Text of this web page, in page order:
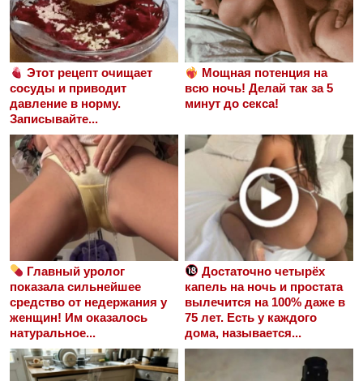
Этот рецепт очищает
сосуды и приводит
давление в норму.
Записывайте...
Мощная потенция на
всю ночь! Делай так за 5
минут до секса!
Главный уролог
показала сильнейшее
средство от недержания у
женщин! Им оказалось
натуральное...
Достаточно четырёх
капель на ночь и простата
вылечится на 100% даже в
75 лет. Есть у каждого
дома, называется...